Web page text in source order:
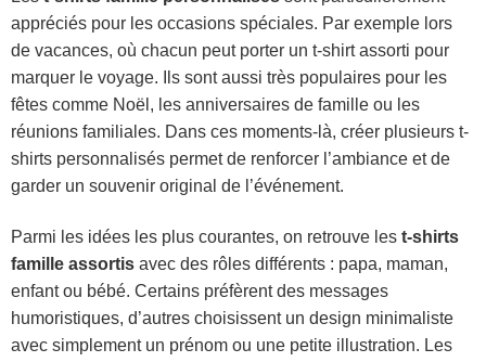
appréciés pour les occasions spéciales. Par exemple lors
de vacances, où chacun peut porter un t-shirt assorti pour
marquer le voyage. Ils sont aussi très populaires pour les
fêtes comme Noël, les anniversaires de famille ou les
réunions familiales. Dans ces moments-là, créer plusieurs t-
shirts personnalisés permet de renforcer l’ambiance et de
garder un souvenir original de l’événement.
Parmi les idées les plus courantes, on retrouve les t-shirts
famille assortis avec des rôles différents : papa, maman,
enfant ou bébé. Certains préfèrent des messages
humoristiques, d’autres choisissent un design minimaliste
avec simplement un prénom ou une petite illustration. Les